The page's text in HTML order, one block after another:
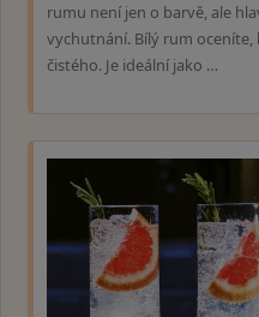
rumu není jen o barvě, ale
vychutnání. Bílý rum oceníte,
čistého. Je ideální jako …